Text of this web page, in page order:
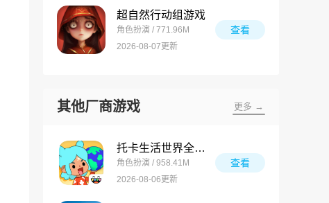
超自然行动组游戏
角色扮演 / 771.96M
2026-08-07更新
查看
其他厂商游戏 更多 →
托卡生活世界全解锁版
角色扮演 / 958.41M
2026-08-06更新
查看